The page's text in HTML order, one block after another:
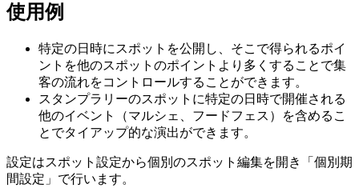
使用例
特定の日時にスポットを公開し、そこで得られるポイ
ントを他のスポットのポイントより多くすることで集
客の流れをコントロールすることができます。
スタンプラリーのスポットに特定の日時で開催される
他のイベント（マルシェ、フードフェス）を含めるこ
とでタイアップ的な演出ができます。
設定はスポット設定から個別のスポット編集を開き「個別期
間設定」で行います。